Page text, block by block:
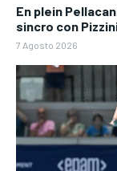
En plein
sincro con
7 Agosto 2026